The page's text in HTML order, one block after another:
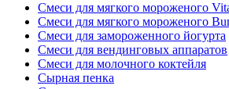
Смеси для мягкого мороженого
Смеси для мягкого мороженого
Смеси для замороженного йогурта
Смеси для вендинговых аппаратов
Смеси для молочного коктейля
Сырная пенка